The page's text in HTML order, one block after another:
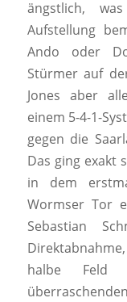
ängstlich,
Aufstellung
Ando oder
Stürmer auf
Jones aber
einem 5-4-1-
gegen die
Das ging exakt
in dem
Wormser Tor
Sebastian
halbe Feld